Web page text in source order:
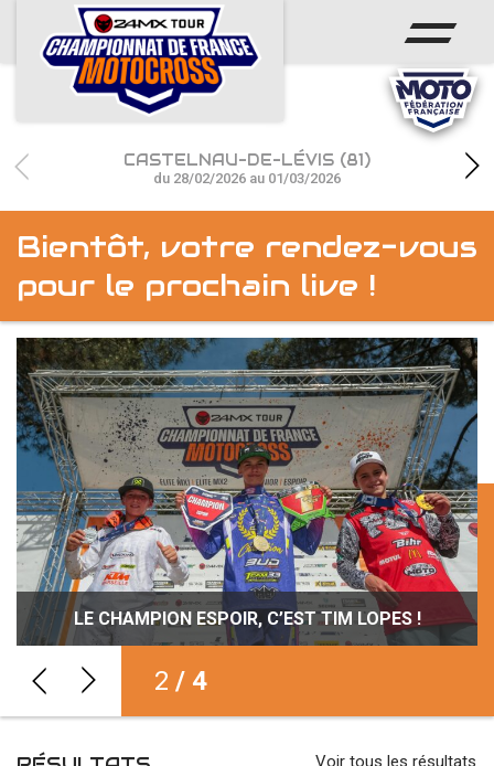
ACCUEIL
ACTUS
CALENDRIER
RÉSULTATS
CHAMPIONNAT
PARTENAIRES
accéder à la billetterie
CASTELNAU-DE-LÉVIS (81)
du 28/02/2026 au 01/03/2026
CAZET, GARCIA ET DESPREY CONCLUENT À
IFFENDIC !
LE CHAMPION ESPOIR, C’EST TIM LOPES !
FINALE À IFFENDIC AVEC FEBVRE ET VALIN !
TOUT SE JOUERA AU PREMIER VIRAGE AVEC
SMALLMX !
2 / 4
Bientôt, votre rendez-vous
pour le prochain live !
Voir tous les résultats